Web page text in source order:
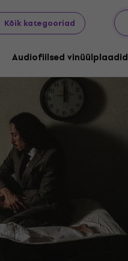
Kõik kategooriad
Audiofiilsed vinüülplaadid